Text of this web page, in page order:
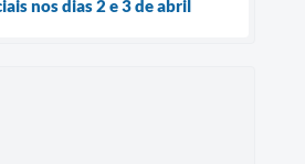
nos dias 2 e 3 de abril